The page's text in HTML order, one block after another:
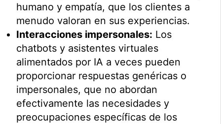
humano y empatía, que los clientes a
menudo valoran en sus experiencias.
Interacciones impersonales: Los
chatbots y asistentes virtuales
alimentados por IA a veces pueden
proporcionar respuestas genéricas o
impersonales, que no abordan
efectivamente las necesidades y
preocupaciones específicas de los